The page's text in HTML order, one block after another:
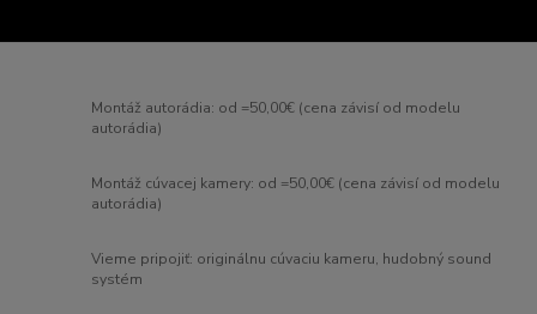
Montáž autorádia: od =50,00€ (cena závisí od modelu
autorádia)
Montáž cúvacej kamery: od =50,00€ (cena závisí od modelu
autorádia)
Vieme pripojiť: originálnu cúvaciu kameru, hudobný sound
systém